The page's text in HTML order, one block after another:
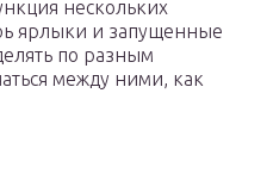
нескольких
ярлыки и запущенные
по разным
между ними, как